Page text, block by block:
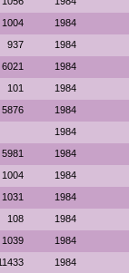
1004 1984
937 1984
6021 1984
101 1984
5876 1984
1984
5981 1984
1004 1984
1031 1984
108 1984
1039 1984
1984